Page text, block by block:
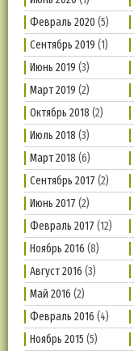
Февраль 2020 (5)
Сентябрь 2019 (1)
Июнь 2019 (3)
Март 2019 (2)
Октябрь 2018 (2)
Июль 2018 (3)
Март 2018 (6)
Сентябрь 2017 (2)
Июнь 2017 (2)
Февраль 2017 (12)
Ноябрь 2016 (8)
Август 2016 (3)
Май 2016 (2)
Февраль 2016 (4)
Ноябрь 2015 (5)